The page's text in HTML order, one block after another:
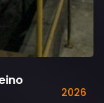
2026